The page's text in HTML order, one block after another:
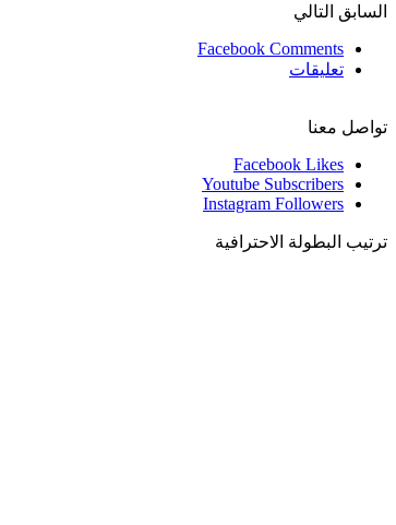
السابق التالي
Facebook Comments
تعليقات
تواصل معنا
Facebook Likes
Youtube Subscribers
Instagram Followers
ترتيب البطولة الاحترافية